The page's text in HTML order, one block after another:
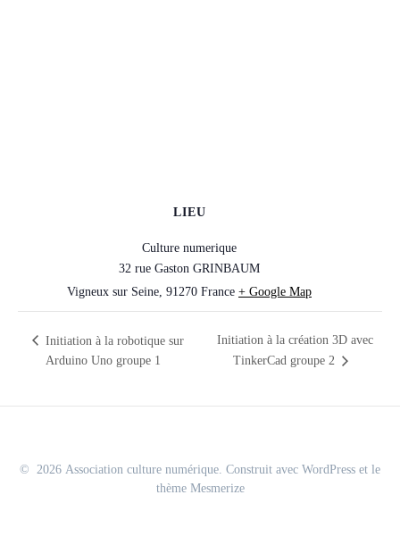
LIEU
Culture numerique
32 rue Gaston GRINBAUM
Vigneux sur Seine, 91270 France + Google Map
Initiation à la robotique sur
Arduino Uno groupe 1
Initiation à la création 3D avec
TinkerCad groupe 2
© 2026 Association culture numérique. Construit avec WordPress et le
thème Mesmerize